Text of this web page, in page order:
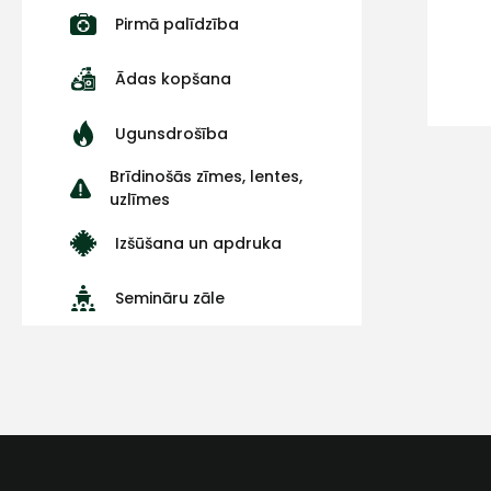
Pirmā palīdzība
Ādas kopšana
Ugunsdrošība
Brīdinošās zīmes, lentes,
uzlīmes
Izšūšana un apdruka
Semināru zāle